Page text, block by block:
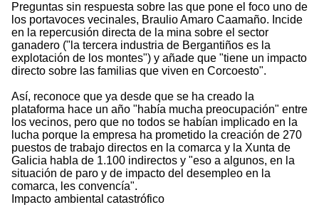
Preguntas sin respuesta sobre las que pone el foco uno de
los portavoces vecinales, Braulio Amaro Caamaño. Incide
en la repercusión directa de la mina sobre el sector
ganadero ("la tercera industria de Bergantiños es la
explotación de los montes") y añade que "tiene un impacto
directo sobre las familias que viven en Corcoesto".
Así, reconoce que ya desde que se ha creado la
plataforma hace un año "había mucha preocupación" entre
los vecinos, pero que no todos se habían implicado en la
lucha porque la empresa ha prometido la creación de 270
puestos de trabajo directos en la comarca y la Xunta de
Galicia habla de 1.100 indirectos y "eso a algunos, en la
situación de paro y de impacto del desempleo en la
comarca, les convencía".
Impacto ambiental catastrófico